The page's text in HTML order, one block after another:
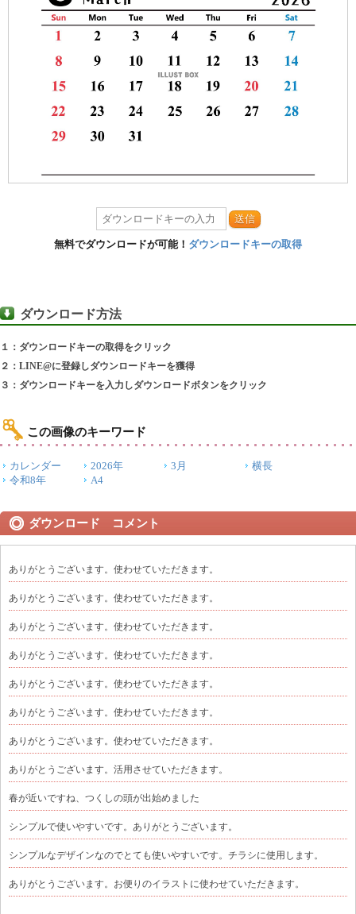
送信
無料でダウンロードが可能！ ダウンロードキーの取得
ダウンロード方法
１：ダウンロードキーの取得をクリック
２：LINE@に登録しダウンロードキーを獲得
３：ダウンロードキーを入力しダウンロードボタンをクリック
この画像のキーワード
カレンダー 2026年 3月
横長
令和8年
A4
ダウンロード コメント
ありがとうございます。使わせていただきます。
ありがとうございます。使わせていただきます。
ありがとうございます。使わせていただきます。
ありがとうございます。使わせていただきます。
ありがとうございます。使わせていただきます。
ありがとうございます。使わせていただきます。
ありがとうございます。使わせていただきます。
ありがとうございます。活用させていただきます。
春が近いですね、つくしの頭が出始めました
シンプルで使いやすいです。ありがとうございます。
シンプルなデザインなのでとても使いやすいです。チラシに使用します。
ありがとうございます。お便りのイラストに使わせていただきます。